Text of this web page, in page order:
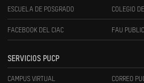
ESCUELA DE POSGRADO COLEGIO
FACEBOOK DEL CIAC FAU
SERVICIOS PUCP
CAMPUS VIRTUAL CORREO